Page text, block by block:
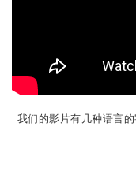
内
学
我们的影片有几种语言